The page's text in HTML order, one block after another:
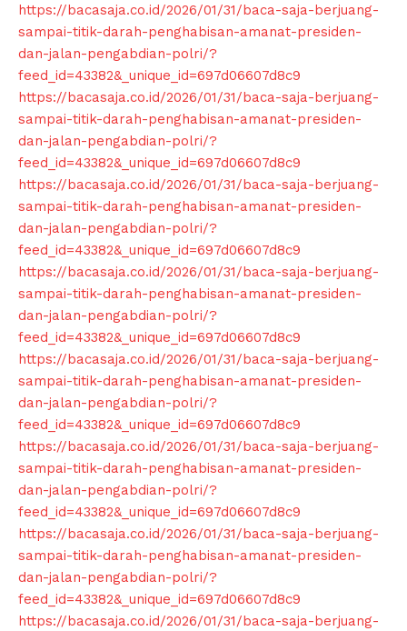
https://bacasaja.co.id/2026/01/31/baca-saja-berjuang-
sampai-titik-darah-penghabisan-amanat-presiden-
dan-jalan-pengabdian-polri/?
feed_id=43382&_unique_id=697d06607d8c9
https://bacasaja.co.id/2026/01/31/baca-saja-berjuang-
sampai-titik-darah-penghabisan-amanat-presiden-
dan-jalan-pengabdian-polri/?
feed_id=43382&_unique_id=697d06607d8c9
https://bacasaja.co.id/2026/01/31/baca-saja-berjuang-
sampai-titik-darah-penghabisan-amanat-presiden-
dan-jalan-pengabdian-polri/?
feed_id=43382&_unique_id=697d06607d8c9
https://bacasaja.co.id/2026/01/31/baca-saja-berjuang-
sampai-titik-darah-penghabisan-amanat-presiden-
dan-jalan-pengabdian-polri/?
feed_id=43382&_unique_id=697d06607d8c9
https://bacasaja.co.id/2026/01/31/baca-saja-berjuang-
sampai-titik-darah-penghabisan-amanat-presiden-
dan-jalan-pengabdian-polri/?
feed_id=43382&_unique_id=697d06607d8c9
https://bacasaja.co.id/2026/01/31/baca-saja-berjuang-
sampai-titik-darah-penghabisan-amanat-presiden-
dan-jalan-pengabdian-polri/?
feed_id=43382&_unique_id=697d06607d8c9
https://bacasaja.co.id/2026/01/31/baca-saja-berjuang-
sampai-titik-darah-penghabisan-amanat-presiden-
dan-jalan-pengabdian-polri/?
feed_id=43382&_unique_id=697d06607d8c9
https://bacasaja.co.id/2026/01/31/baca-saja-berjuang-